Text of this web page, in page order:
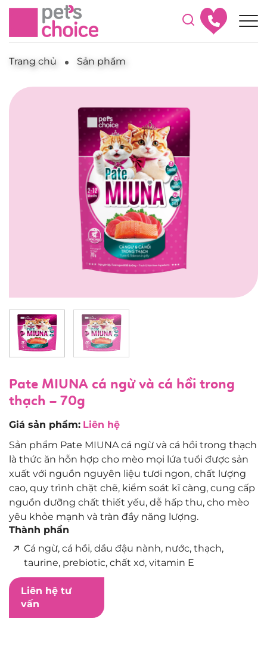
Trang chủ Sản phẩm
Pate MIUNA cá ngừ và cá hồi trong
thạch – 70g
Giá sản phẩm: Liên hệ
Sản phẩm Pate MIUNA cá ngừ và cá hồi trong thạch
là thức ăn hỗn hợp cho mèo mọi lứa tuổi được sản
xuất với nguồn nguyên liệu tươi ngon, chất lượng
cao, quy trình chặt chẽ, kiểm soát kĩ càng, cung cấp
nguồn dưỡng chất thiết yếu, dễ hấp thu, cho mèo
yêu khỏe mạnh và tràn đầy năng lượng.
Thành phần
Cá ngừ, cá hồi, dầu đậu nành, nước, thạch,
taurine, prebiotic, chất xơ, vitamin E
Liên hệ tư
vấn